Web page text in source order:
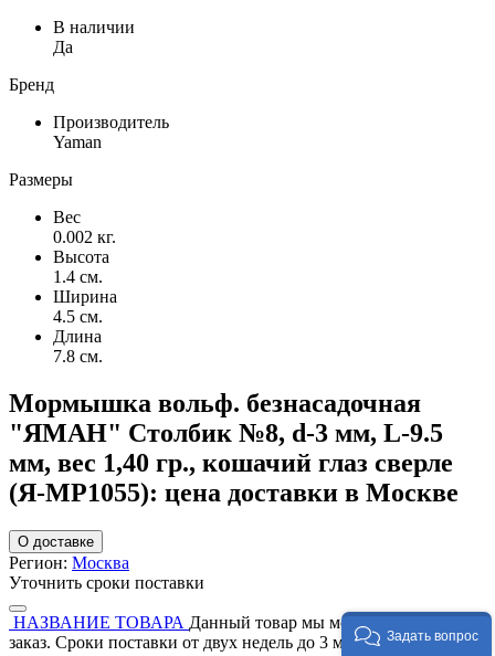
В наличии
Да
Бренд
Производитель
Yaman
Размеры
Вес
0.002 кг.
Высота
1.4 см.
Ширина
4.5 см.
Длина
7.8 см.
Мормышка вольф. безнасадочная
"ЯМАН" Столбик №8, d-3 мм, L-9.5
мм, вес 1,40 гр., кошачий глаз сверле
(Я-МР1055): цена доставки в Москве
О доставке
Регион: Москва
Уточнить сроки поставки
НАЗВАНИЕ ТОВАРА Данный товар мы можем привезти под
заказ. Сроки поставки от двух недель до 3 месяцев. Оставте
Задать вопрос